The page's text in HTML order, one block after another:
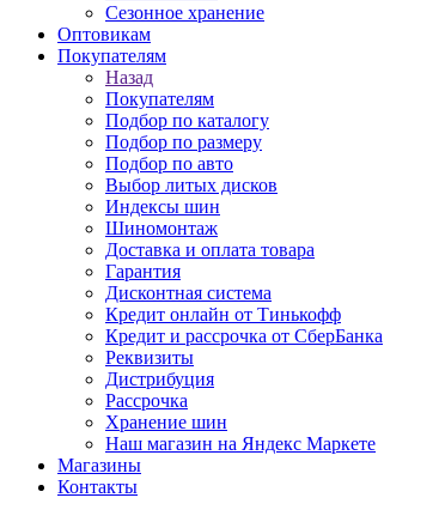
Сезонное хранение
Оптовикам
Покупателям
Назад
Покупателям
Подбор по каталогу
Подбор по размеру
Подбор по авто
Выбор литых дисков
Индексы шин
Шиномонтаж
Доставка и оплата товара
Гарантия
Дисконтная система
Кредит онлайн от Тинькофф
Кредит и рассрочка от СберБанка
Реквизиты
Дистрибуция
Рассрочка
Хранение шин
Наш магазин на Яндекс Маркете
Магазины
Контакты